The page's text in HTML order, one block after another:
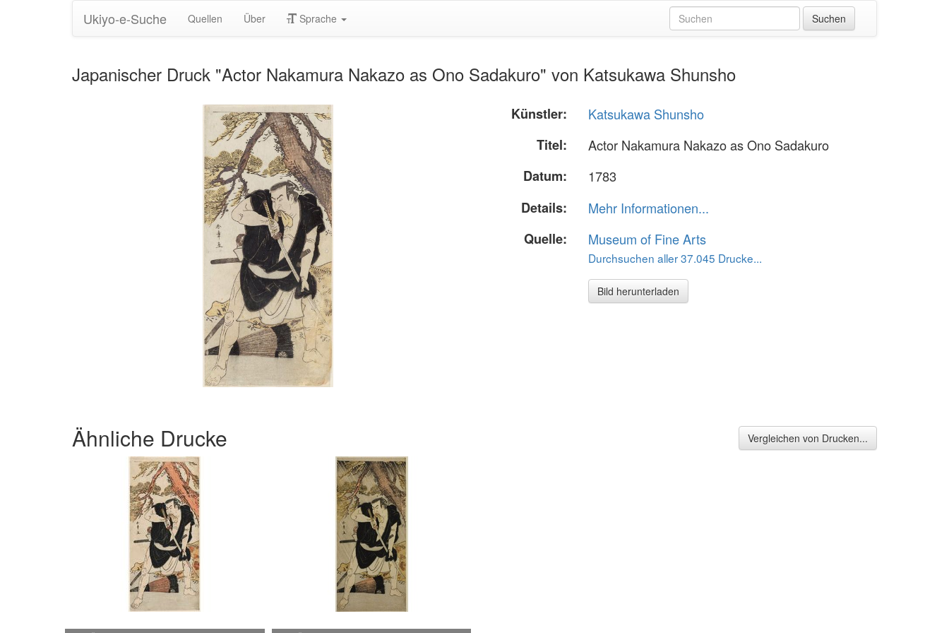
Ukiyo-e-Suche Quellen Über Sprache
Japanischer Druck "Actor Nakamura Nakazo as Ono Sadakuro" von Katsukawa Shunsho
Künstler:
Katsukawa Shunsho
Titel:
Actor Nakamura Nakazo as Ono Sadakuro
Datum:
1783
Details:
Mehr Informationen...
Quelle:
Museum of Fine Arts
Durchsuchen aller 37.045 Drucke...
Bild herunterladen
Ähnliche Drucke Vergleichen von Drucken...